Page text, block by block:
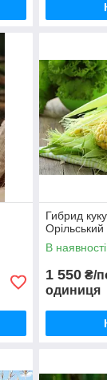
Гибрид
В наявності
1 550 ₴/
одиниця